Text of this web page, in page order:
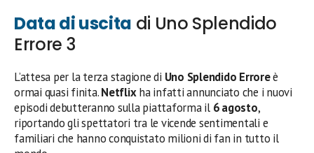
Data di uscita di Uno Splendido
Errore 3
L’attesa per la terza stagione di Uno Splendido Erroreè
ormai quasi finita.Netflixha infatti annunciato che i nuovi
episodi debutteranno sulla piattaforma il 6 agosto,
riportando gli spettatori tra le vicende sentimentali e
familiari che hanno conquistato milioni di fan in tutto il